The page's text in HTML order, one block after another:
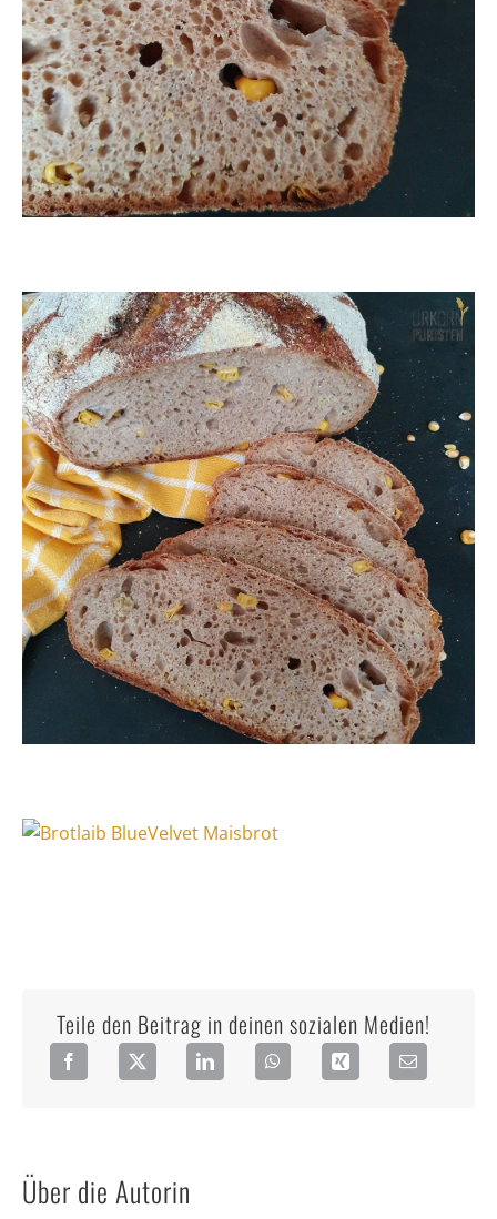
Teile den Beitrag in deinen sozialen Medien!
Über die Autorin